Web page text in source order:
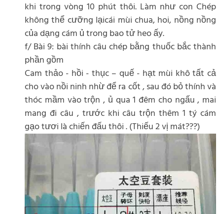
khi trong vòng 10 phút thôi. Làm như con Chép
không thể cưỡng lạicái mùi chua, hoi, nồng nồng
của dạng cám ủ trong bao tử heo ấy.
f/ Bài 9: bài thính câu chép bằng thuốc bắc thành
phần gồm
Cam thảo - hồi - thục – quế - hạt mùi khô tất cả
cho vào nồi ninh nhừ để ra cốt , sau đó bỏ thính và
thóc mầm vào trộn , ủ qua 1 đêm cho ngấu , mai
mang đi câu , trước khi câu trộn thêm 1 tý cám
gạo tươi là chiến đấu thôi . (Thiếu 2 vị mát???)